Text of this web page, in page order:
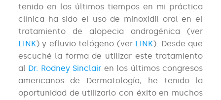
tenido en los últimos tiempos en mi práctica
clínica ha sido el uso de minoxidil oral en el
tratamiento de alopecia androgénica (ver
LINK) y efluvio telógeno (ver LINK). Desde que
escuché la forma de utilizar este tratamiento
al Dr. Rodney Sinclair en los últimos congresos
americanos de Dermatología, he tenido la
oportunidad de utilizarlo con éxito en muchos